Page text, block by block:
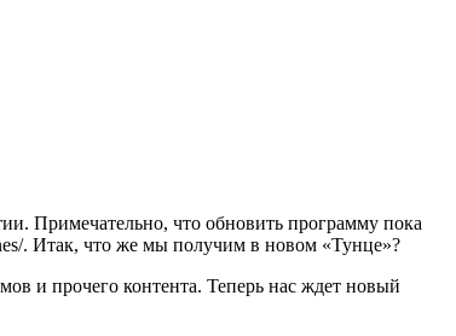
Примечательно, что обновить программу пока
. Итак, что же мы получим в новом «Тунце»?
и прочего контента. Теперь нас ждет новый